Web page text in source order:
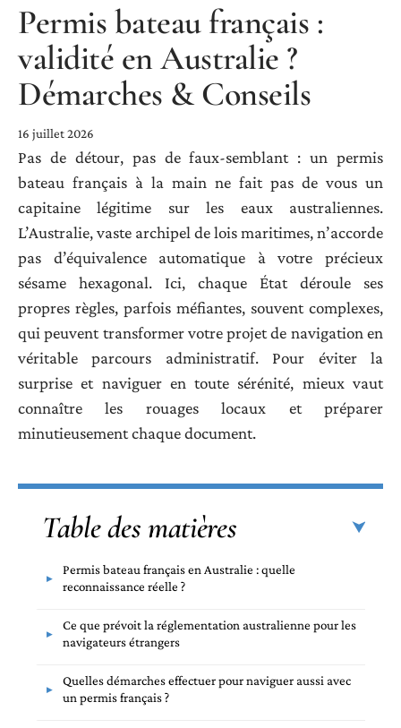
Permis bateau français :
validité en Australie ?
Démarches & Conseils
16 juillet 2026
Pas de détour, pas de faux-semblant : un permis
bateau français à la main ne fait pas de vous un
capitaine légitime sur les eaux australiennes.
L’Australie, vaste archipel de lois maritimes, n’accorde
pas d’équivalence automatique à votre précieux
sésame hexagonal. Ici, chaque État déroule ses
propres règles, parfois méfiantes, souvent complexes,
qui peuvent transformer votre projet de navigation en
véritable parcours administratif. Pour éviter la
surprise et naviguer en toute sérénité, mieux vaut
connaître les rouages locaux et préparer
minutieusement chaque document.
Table des matières
Permis bateau français en Australie : quelle
reconnaissance réelle ?
Ce que prévoit la réglementation australienne pour les
navigateurs étrangers
Quelles démarches effectuer pour naviguer aussi avec
un permis français ?